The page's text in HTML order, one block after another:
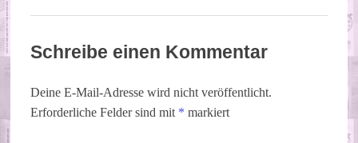
Schreibe einen Kommentar
Deine E-Mail-Adresse wird nicht veröffentlicht.
Erforderliche Felder sind mit * markiert